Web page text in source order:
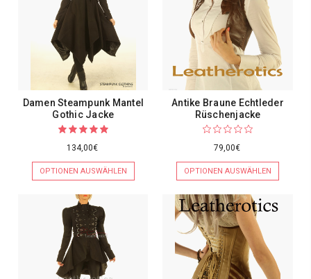
Damen Steampunk Mantel
Gothic Jacke
134,00€
OPTIONEN AUSWÄHLEN
Antike Braune Echtleder
Rüschenjacke
79,00€
OPTIONEN AUSWÄHLEN